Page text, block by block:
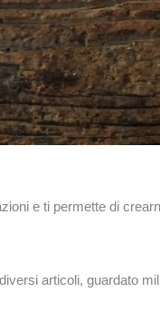
e ti permette di
articoli, guardato